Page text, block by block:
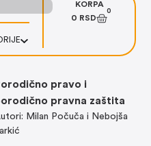
KORPA
0 RSD
0
pravo i
pravna zaštita
Milan Počuča i Nebojša